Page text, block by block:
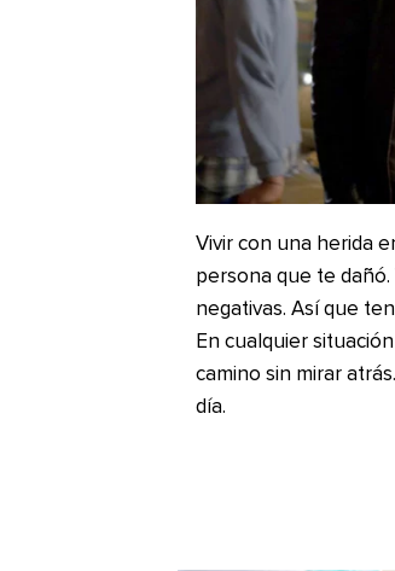
Vivir con una herida
persona que te dañó.
negativas. Así que
En cualquier
camino sin mirar
día.